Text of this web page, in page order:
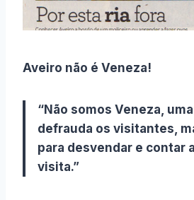
Aveiro não é Veneza!
“Não somos Veneza,
defrauda os visitantes,
para desvendar e contar
visita.”